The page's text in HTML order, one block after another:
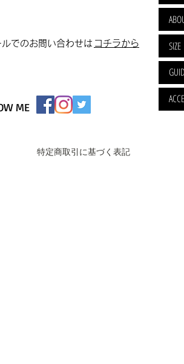
ルでのお問い合わせは ​コチラから
SIZE
ME
特定商取引に基づく表記